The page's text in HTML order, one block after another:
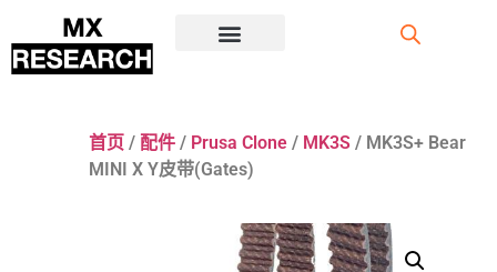
首页 / 配件 / Prusa Clone / MK3S / MK3S+ Bear
MINI X Y皮带(Gates)